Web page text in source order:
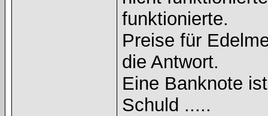
funktionierte.
Preise für
die Antwort.
Eine Banknote
Schuld .....